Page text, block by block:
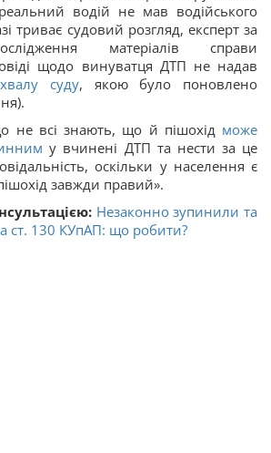
водій не мав водійського
триває судовий розгляд, експерт за
матеріалів справи
щодо винуватця ДТП не надав
суду, якою було поновлено
не всі знають, що й пішохід може
у вчинені ДТП та нести за це
оскільки у населення є
завжди правий».
Незаконно зупинили та
ст. 130 КУпАП: що робити?